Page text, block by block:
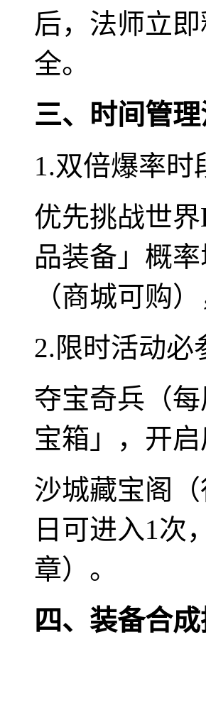
后，法师立
全。
三、时间管
1.双倍爆率时
优先挑战世
品装备」概
（商城可购
2.限时活动必
夺宝奇兵（
宝箱」，开
沙城藏宝阁
日可进入1次
章）。
四、装备合